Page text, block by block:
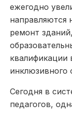
ежегодно
направляются
ремонт
квалификации
инклюзивного
Сегодня в
педагогов,